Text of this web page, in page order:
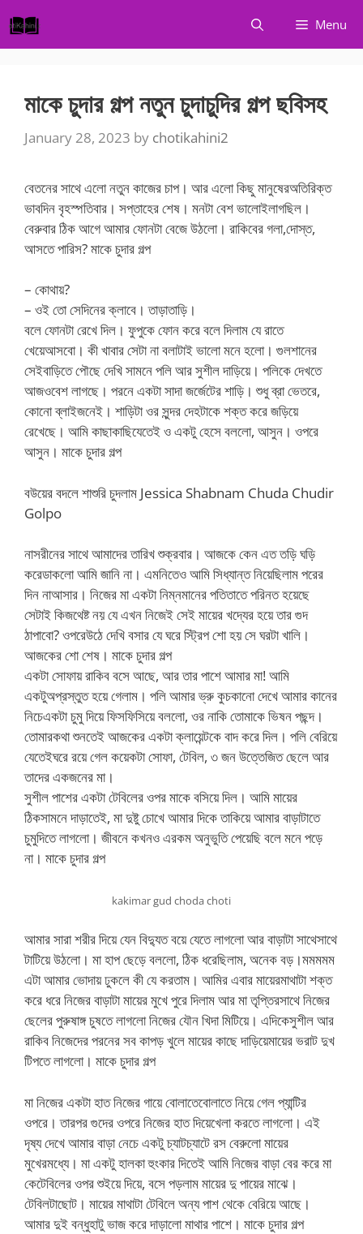
to
content
Menu
মাকে চুদার গল্প নতুন চুদাচুদির গল্প ছবিসহ
January 28, 2023 by chotikahini2
বেতনের সাথে এলো নতুন কাজের চাপ। আর এলো কিছু মানুষেরঅতিরিক্ত
ভাবদিন বৃহস্পতিবার। সপ্তাহের শেষ। মনটা বেশ ভালোইলাগছিল।
বেরুবার ঠিক আগে আমার ফোনটা বেজে উঠলো। রাকিবের গলা,দোস্ত,
আসতে পারিস? মাকে চুদার গল্প
– কোথায়?
– ওই তো সেদিনের ক্লাবে। তাড়াতাড়ি।
বলে ফোনটা রেখে দিল। ফুপুকে ফোন করে বলে দিলাম যে রাতে
খেয়েআসবো। কী খাবার সেটা না বলাটাই ভালো মনে হলো। গুলশানের
সেইবাড়িতে পৌছে দেখি সামনে পলি আর সুশীল দাড়িয়ে। পলিকে দেখতে
আজওবেশ লাগছে। পরনে একটা সাদা জর্জেটের শাড়ি। শুধু ব্রা ভেতরে,
কোনো ব্লাইজনেই। শাড়িটা ওর সুন্দর দেহটাকে শক্ত করে জড়িয়ে
রেখেছে। আমি কাছাকাছিযেতেই ও একটু হেসে বললো, আসুন। ওপরে
আসুন। মাকে চুদার গল্প
বউয়ের বদলে শাশুরি চুদলাম Jessica Shabnam Chuda Chudir
Golpo
নাসরীনের সাথে আমাদের তারিখ শুক্রবার। আজকে কেন এত তড়ি ঘড়ি
করেডাকলো আমি জানি না। এমনিতেও আমি সিধ্যান্ত নিয়েছিলাম পরের
দিন নাআসার। নিজের মা একটা নিম্নমানের পতিতাতে পরিনত হয়েছে
সেটাই কিজথেষ্ট নয় যে এখন নিজেই সেই মায়ের খদ্যের হয়ে তার গুদ
ঠাপাবো? ওপরেউঠে দেখি বসার যে ঘরে স্ট্রিপ শো হয় সে ঘরটা খালি।
আজকের শো শেষ। মাকে চুদার গল্প
একটা সোফায় রাকিব বসে আছে, আর তার পাশে আমার মা! আমি
একটুঅপ্রস্তুত হয়ে গেলাম। পলি আমার ভ্রু কুচকানো দেখে আমার কানের
নিচেএকটা চুমু দিয়ে ফিসফিসিয়ে বললো, ওর নাকি তোমাকে ভিষন পছন্দ।
তোমারকথা শুনতেই আজকের একটা ক্লায়েন্টকে বাদ করে দিল। পলি বেরিয়ে
যেতেইঘরে রয়ে গেল কয়েকটা সোফা, টেবিল, ৩ জন উত্তেজিত ছেলে আর
তাদের একজনের মা।
সুশীল পাশের একটা টেবিলের ওপর মাকে বসিয়ে দিল। আমি মায়ের
ঠিকসামনে দাড়াতেই, মা দুষ্টু চোখে আমার দিকে তাকিয়ে আমার বাড়াটাতে
চুমুদিতে লাগলো। জীবনে কখনও এরকম অনুভুতি পেয়েছি বলে মনে পড়ে
না। মাকে চুদার গল্প
kakimar gud choda choti
আমার সারা শরীর দিয়ে যেন বিদ্যুত বয়ে যেতে লাগলো আর বাড়াটা সাথেসাথে
টাটিয়ে উঠলো। মা হাপ ছেড়ে বললো, ঠিক ধরেছিলাম, অনেক বড়।মমমমম
এটা আমার ভোদায় ঢুকলে কী যে করতাম। আমির এবার মায়েরমাথাটা শক্ত
করে ধরে নিজের বাড়াটা মায়ের মুখে পুরে দিলাম আর মা তৃপ্তিরসাথে নিজের
ছেলের পুরুষাঙ্গ চুষতে লাগলো নিজের যৌন খিদা মিটিয়ে। এদিকেসুশীল আর
রাকিব নিজেদের পরনের সব কাপড় খুলে মায়ের কাছে দাড়িয়েমায়ের ভরাট দুখ
টিপতে লাগলো। মাকে চুদার গল্প
মা নিজের একটা হাত নিজের গায়ে বোলাতেবোলাতে নিয়ে গেল প্যান্টির
ওপরে। তারপর গুদের ওপরে নিজের হাত দিয়েখেলা করতে লাগলো। এই
দৃষ্য দেখে আমার বাড়া নেচে একটু চ্যাটচ্যাটে রস বেরুলো মায়ের
মুখেরমধ্যে। মা একটু হালকা হুংকার দিতেই আমি নিজের বাড়া বের করে মা
কেটেবিলের ওপর শুইয়ে দিয়ে, বসে পড়লাম মায়ের দু পায়ের মাঝে।
টেবিলটাছোট। মায়ের মাথাটা টেবিলে অন্য পাশ থেকে বেরিয়ে আছে।
আমার দুই বন্ধুহাটু ভাজ করে দাড়ালো মাথার পাশে। মাকে চুদার গল্প